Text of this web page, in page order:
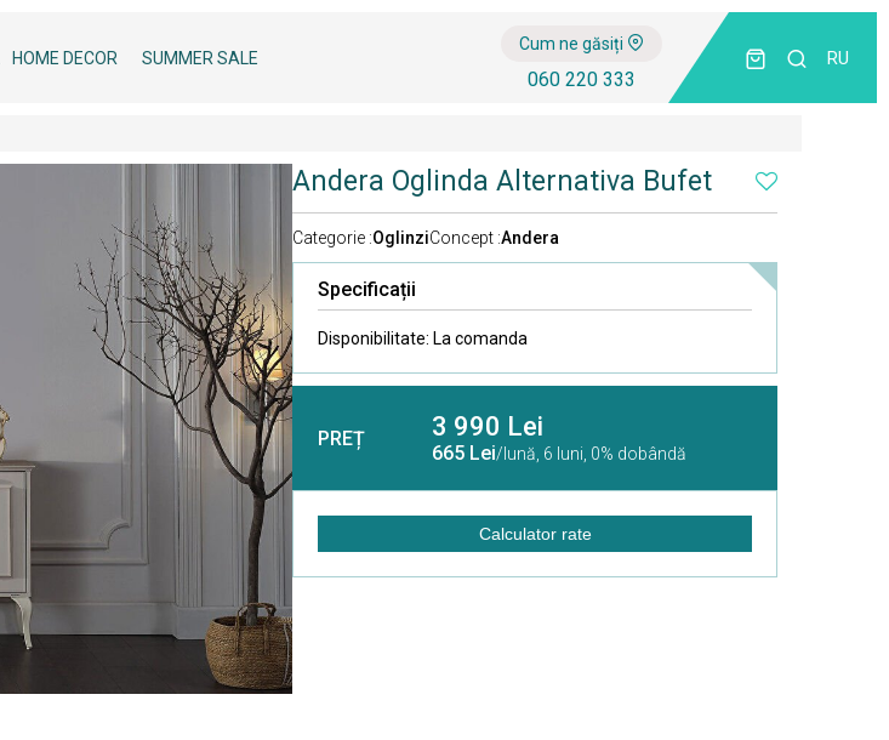
HOME DECOR SUMMER SALE
Cum ne găsiți
060 220 333
RU
Andera Oglinda Alternativa Bufet
Categorie :OglinziConcept :Andera
Specificații
Disponibilitate: La comanda
PREȚ 3 990 Lei
665 Lei/lună, 6 luni, 0% dobândă
Calculator rate